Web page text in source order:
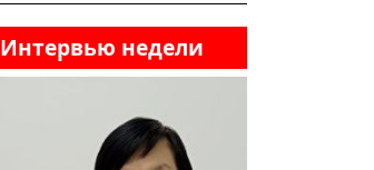
Интервью недели